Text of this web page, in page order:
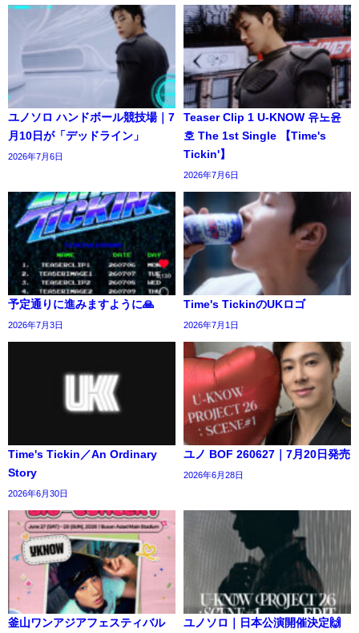
ユノソロ ハンドボール競技場｜7
月10日が「デッドライン」
2026年7月6日
Teaser Clip 1 U-KNOW 유노윤
호 The 1st Single 【Time's
Tickin'】
2026年7月6日
予定通りに進みますように🙏
2026年7月3日
Time's TickinのUKロゴ
2026年7月1日
Time's Tickin／An Ordinary
Story
2026年6月30日
ユノ BOF 260627｜7月20日発売
2026年6月28日
釜山ワンアジアフェスティバル
ユノソロ｜日本公演開催決定🙌